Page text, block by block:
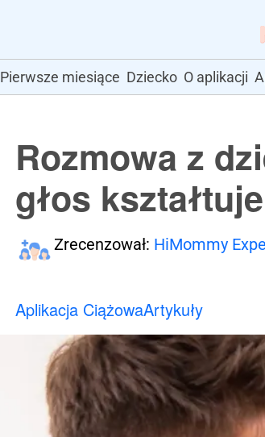
Pierwsze miesiące Dziecko O aplikacji
Rozmowa z
głos
Zrecenzował: HiMommy
Aplikacja CiążowaArtykuły